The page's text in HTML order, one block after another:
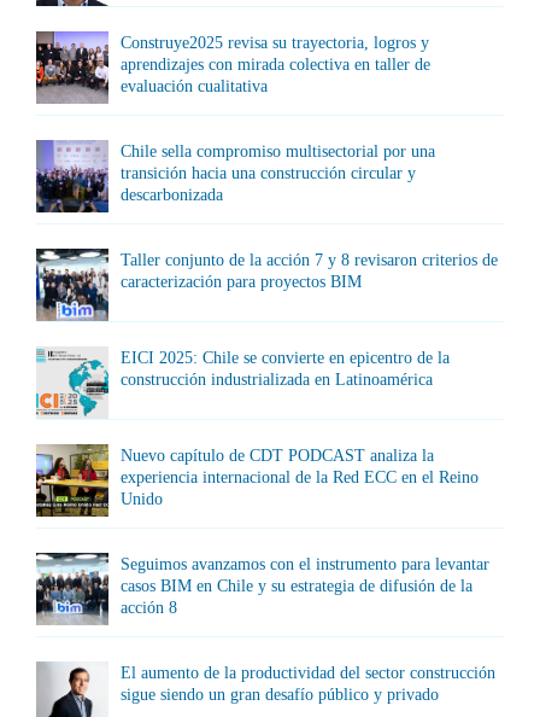
Construye2025 revisa su trayectoria, logros y
aprendizajes con mirada colectiva en taller de
evaluación cualitativa
Chile sella compromiso multisectorial por una
transición hacia una construcción circular y
descarbonizada
Taller conjunto de la acción 7 y 8 revisaron criterios de
caracterización para proyectos BIM
EICI 2025: Chile se convierte en epicentro de la
construcción industrializada en Latinoamérica
Nuevo capítulo de CDT PODCAST analiza la
experiencia internacional de la Red ECC en el Reino
Unido
Seguimos avanzamos con el instrumento para levantar
casos BIM en Chile y su estrategia de difusión de la
acción 8
El aumento de la productividad del sector construcción
sigue siendo un gran desafío público y privado